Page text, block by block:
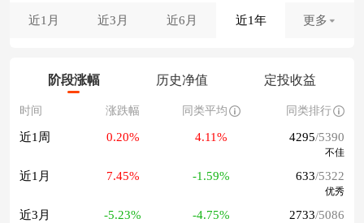
近1月 近3月 近6月 近1年 更多
阶段涨幅 历史净值 定投收益
时间 涨跌幅 同类平均 同类排行
近1周 0.20% 4.11% 4295/5390
不佳
近1月 7.45% -1.59% 633/5322
优秀
近3月 -5.23% -4.75% 2733/5086